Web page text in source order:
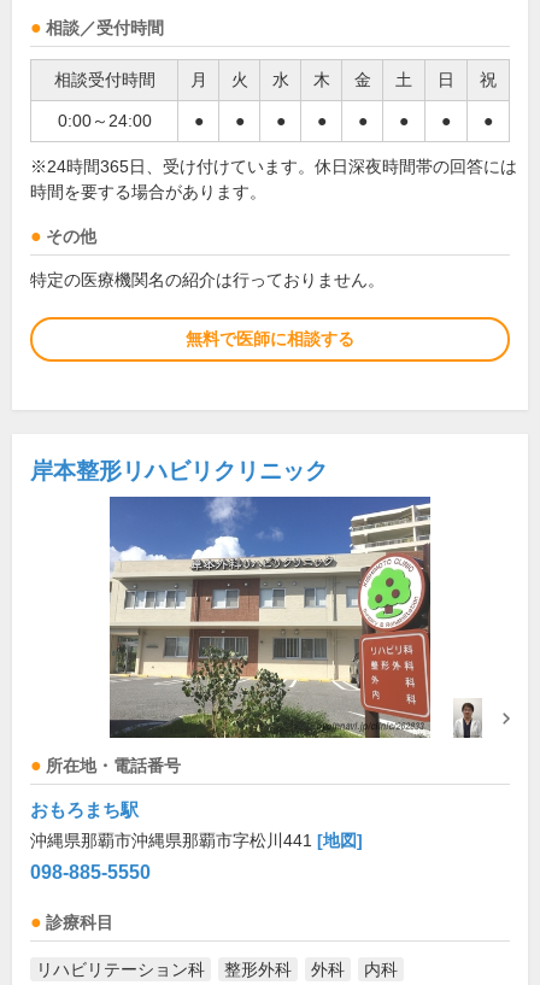
相談／受付時間
相談受付時間 月 火 水 木 金 土 日 祝
0:00～24:00 ● ● ● ● ● ● ● ●
※24時間365日、受け付けています。休日深夜時間帯の回答には
時間を要する場合があります。
その他
特定の医療機関名の紹介は行っておりません。
無料で医師に相談する
岸本整形リハビリクリニック
所在地・電話番号
おもろまち駅
沖縄県那覇市沖縄県那覇市字松川441 [地図]
098-885-5550
診療科目
リハビリテーション科 整形外科 外科 内科